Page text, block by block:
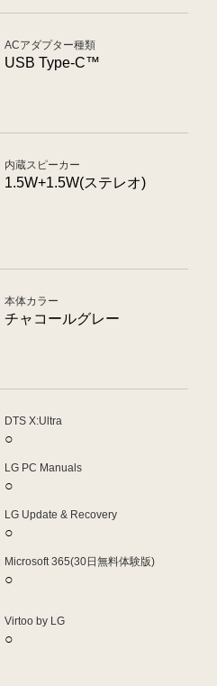
ACアダプター種類
USB Type-C™
内蔵スピーカー
1.5W+1.5W(ステレオ)
本体カラー
チャコールグレー
DTS X:Ultra
○
LG PC Manuals
○
LG Update & Recovery
○
Microsoft 365(30日無料体験版)
○
Virtoo by LG
○